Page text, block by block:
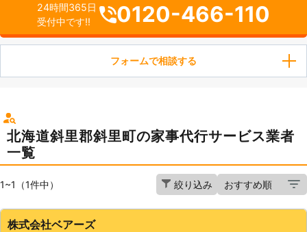
24時間365日
受付中です!!
0120-466-110
フォームで相談する
北海道斜里郡斜里町の家事代行サービス業者
一覧
1~1（1件中） 絞り込み
株式会社ベアーズ